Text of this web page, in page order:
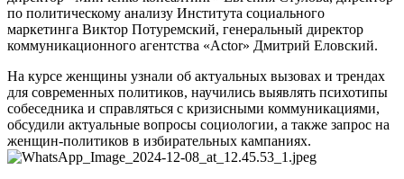
по политическому анализу Института социального
маркетинга Виктор Потуремский, генеральный директор
коммуникационного агентства «Actor» Дмитрий Еловский.
На курсе женщины узнали об актуальных вызовах и трендах
для современных политиков, научились выявлять психотипы
собеседника и справляться с кризисными коммуникациями,
обсудили актуальные вопросы социологии, а также запрос на
женщин-политиков в избирательных кампаниях.